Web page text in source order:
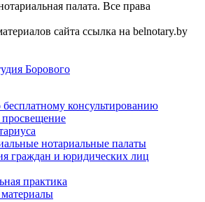
палата. Все права
сайта ссылка на belnotary.by
Борового
консультированию
нотариальные палаты
граждан и юридических лиц
практика